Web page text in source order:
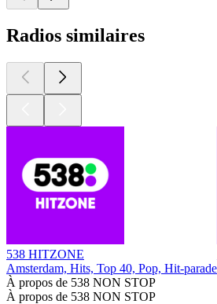
Radios similaires
538 HITZONE
Amsterdam, Hits, Top 40, Pop, Hit-parade
À propos de 538 NON STOP
À propos de 538 NON STOP